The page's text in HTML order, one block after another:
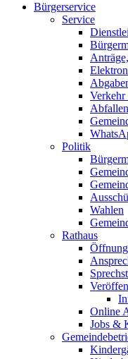
Bürgerservice
Service
Politik
Wahlen
Rathaus
Online
Jobs &